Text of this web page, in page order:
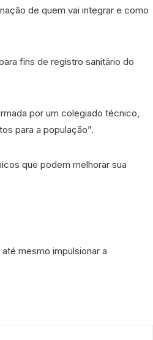
de quem vai integrar e como
fins de registro sanitário do
por um colegiado técnico,
para a população”.
que podem melhorar sua
mesmo impulsionar a